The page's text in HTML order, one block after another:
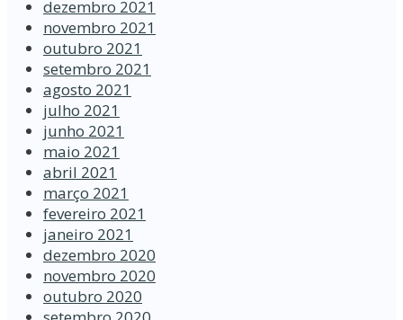
dezembro 2021
novembro 2021
outubro 2021
setembro 2021
agosto 2021
julho 2021
junho 2021
maio 2021
abril 2021
março 2021
fevereiro 2021
janeiro 2021
dezembro 2020
novembro 2020
outubro 2020